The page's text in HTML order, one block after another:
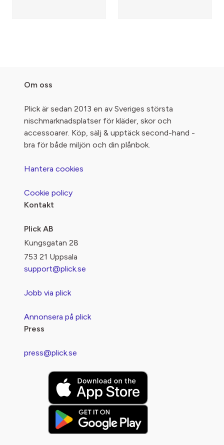
Om oss
Plick är sedan 2013 en av Sveriges största
nischmarknadsplatser för kläder, skor och
accessoarer. Köp, sälj & upptäck second-hand -
bra för både miljön och din plånbok.
Hantera cookies
Cookie policy
Kontakt
Plick AB
Kungsgatan 28
753 21 Uppsala
support@plick.se
Jobb via plick
Annonsera på plick
Press
press@plick.se